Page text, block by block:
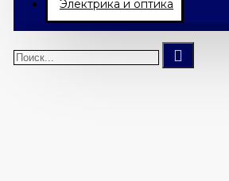
Электрика и оптика